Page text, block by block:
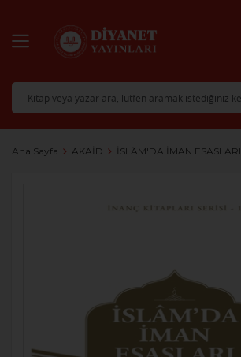
Ana Sayfa AKAİD İSLÂM'DA İMAN ESASLARI